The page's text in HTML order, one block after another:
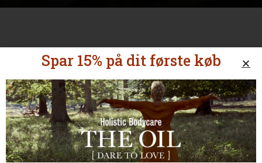
Spar 15% på dit første køb